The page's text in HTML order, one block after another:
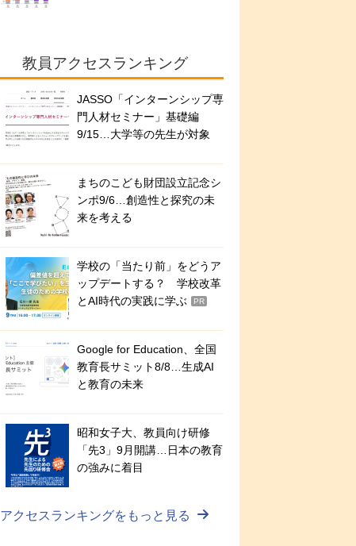
教員アクセスランキング
JASSO「インターンシップ専
門人材セミナー」基礎編
9/15…大学等の先生が対象
まちのこども財団設立記念シ
ンポ9/6…創造性と探究の未
来を考える
学校の「当たり前」をどうア
ップデートする？ 学校改革
とAI時代の実践に学ぶ
PR
Google for Education、全国
教育長サミット8/8…生成AI
と教育の未来
昭和女子大、教員向け研修
「先3」9月開講…日本の教育
の強みに着目
アクセスランキングをもっと見る